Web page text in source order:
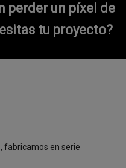
perder un píxel de
tu proyecto?
fabricamos en serie